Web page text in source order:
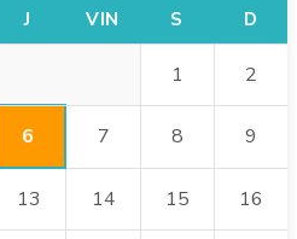
J VIN S D
1 2
6 7 8 9
13 14 15 16